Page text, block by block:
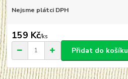
Nejsme plátci DPH
159 Kč/ks
Přidat do košíku